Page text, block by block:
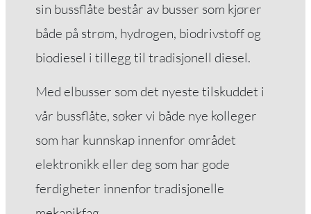
sin bussflåte består av busser som kjører
både på strøm, hydrogen, biodrivstoff og
biodiesel i tillegg til tradisjonell diesel.
Med elbusser som det nyeste tilskuddet i
vår bussflåte, søker vi både nye kolleger
som har kunnskap innenfor området
elektronikk eller deg som har gode
ferdigheter innenfor tradisjonelle
Opplevelse
For at nettsiden vår
skal yte så godt som
besøk. Hvis du nekter
informasjonskapslene,
vil noe funksjonalitet
nettstedet.